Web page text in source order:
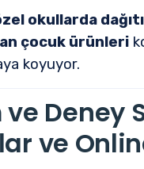
okullarda
çocuk ürünleri
koyuyor.
Deney
ve